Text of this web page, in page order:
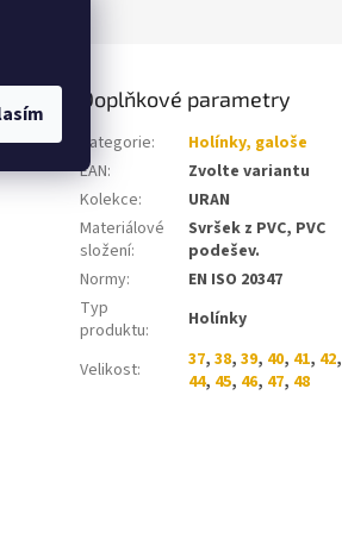
Doplňkové parametry
Kategorie:
Holínky, galoše
EAN:
Zvolte variantu
Kolekce:
URAN
Materiálové
složení:
Svršek z PVC, PVC
podešev.
Normy:
EN ISO 20347
Typ
produktu: Holínky
Velikost: 37,38,39, 40, 41, 42,
44, 45, 46, 47, 48